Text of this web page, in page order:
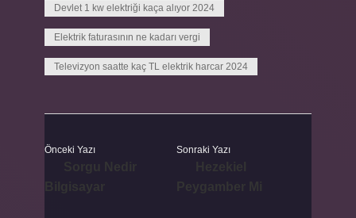
Devlet 1 kw elektriği kaça alıyor 2024
Elektrik faturasının ne kadarı vergi
Televizyon saatte kaç TL elektrik harcar 2024
Önceki Yazı Sonraki Yazı